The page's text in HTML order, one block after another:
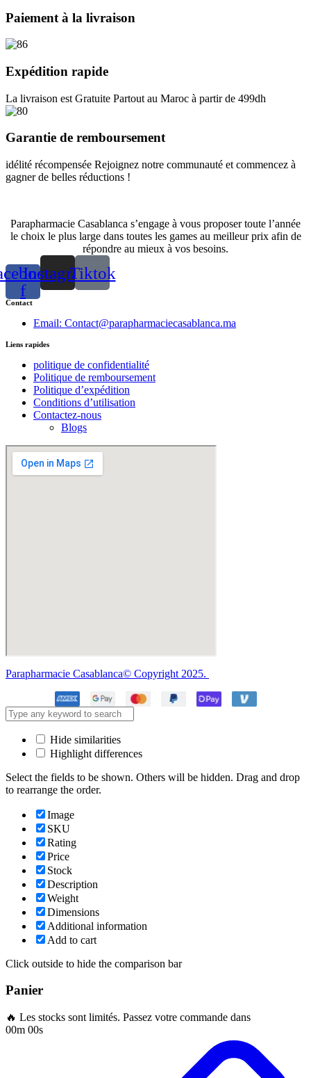
Paiement à la livraison
Expédition rapide
La livraison est Gratuite Partout au Maroc à partir de 499dh
Garantie de remboursement
idélité récompensée Rejoignez notre communauté et commencez à
gagner de belles réductions !
Parapharmacie Casablanca s’engage à vous proposer toute l’année
le choix le plus large dans toutes les games au meilleur prix afin de
répondre au mieux à vos besoins.
f
InstagramTiktok
Contact
Email: Contact@parapharmaciecasablanca.ma
Liens rapides
politique de confidentialité
Politique de remboursement
Politique d’expédition
Conditions d’utilisation
Contactez-nous
Blogs
Parapharmacie Casablanca© Copyright 2025.
Hide similarities
Highlight differences
Select the fields to be shown. Others will be hidden. Drag and drop
to rearrange the order.
Image
SKU
Rating
Price
Stock
Description
Weight
Dimensions
Additional information
Add to cart
Click outside to hide the comparison bar
Panier
🔥 Les stocks sont limités. Passez votre commande dans
00m 00s